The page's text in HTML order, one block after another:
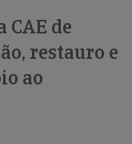
de
restauro e
ao